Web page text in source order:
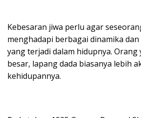
Kebesaran jiwa perlu agar
menghadapi berbagai dinamika
yang terjadi dalam hidupnya. Orang
besar, lapang dada biasanya lebih
kehidupannya.